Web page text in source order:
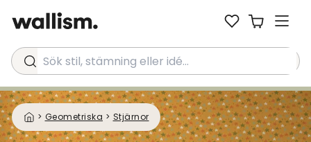
Sök stil, stämning eller idé...
> Geometriska > Stjärnor